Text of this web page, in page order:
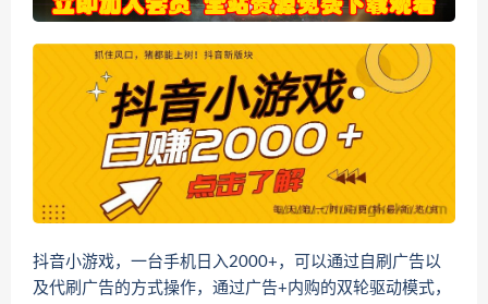
抖音小游戏，一台手机日入2000+，可以通过自刷广告以
及代刷广告的方式操作，通过广告+内购的双轮驱动模式，